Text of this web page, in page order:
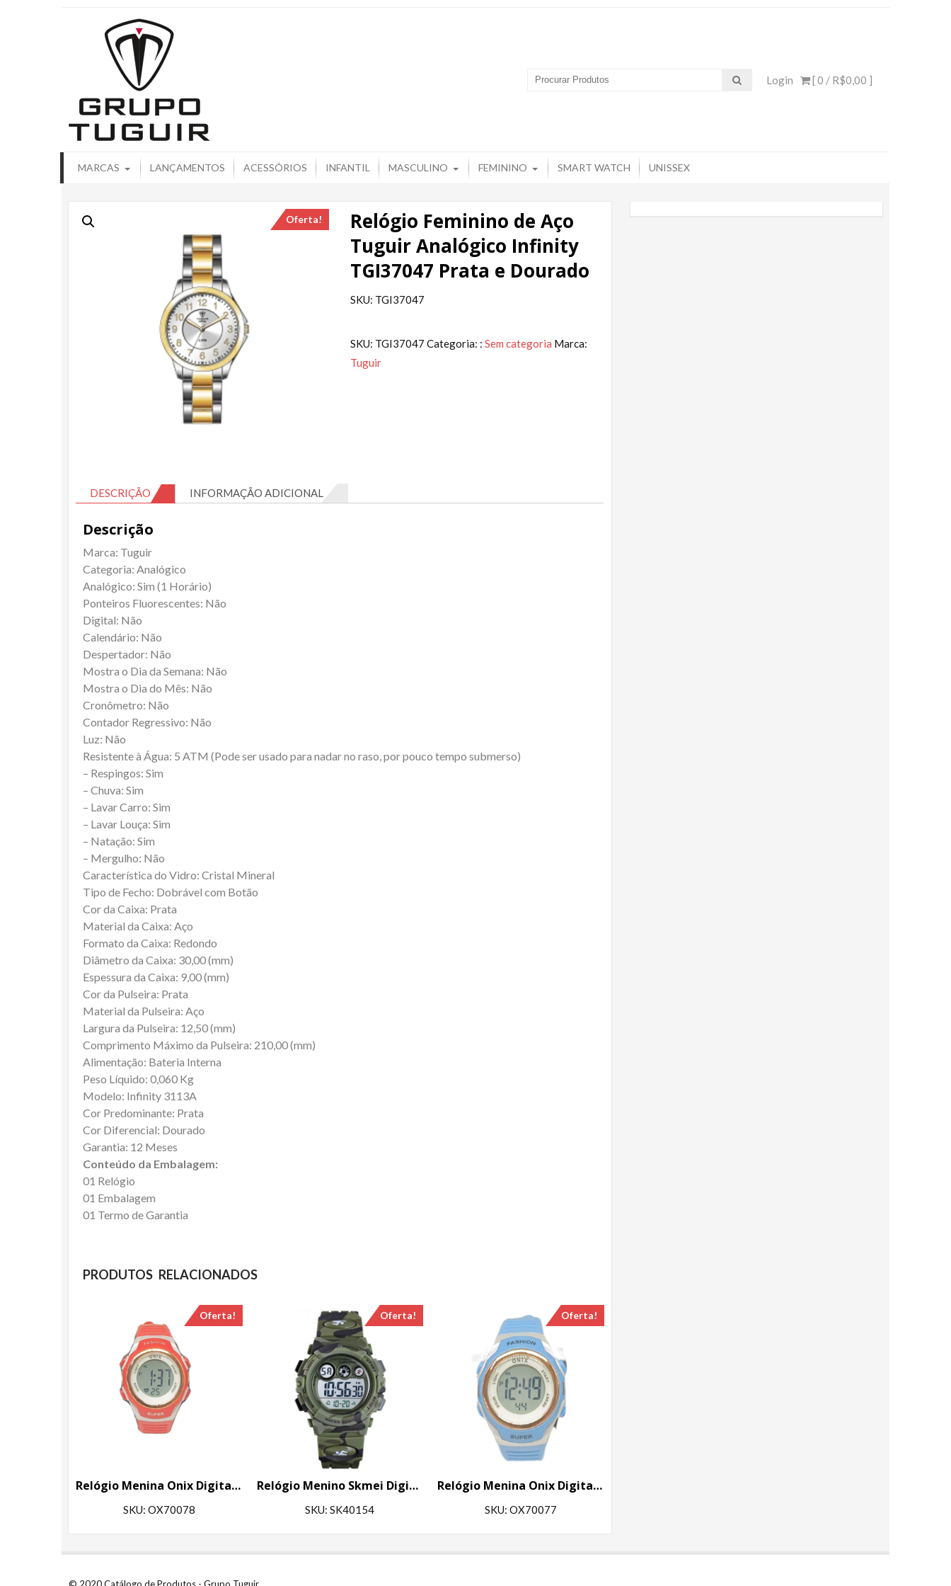
[ 0 / R$0,00 ]
Login
MARCAS LANÇAMENTOS ACESSÓRIOS INFANTIL MASCULINO FEMININO SMART WATCH UNISSEX
Oferta!
Relógio Feminino de Aço
Tuguir Analógico Infinity
TGI37047 Prata e Dourado
SKU: TGI37047
SKU: TGI37047 Categoria: :Sem categoria Marca:
Tuguir
DESCRIÇÃO INFORMAÇÃO ADICIONAL
Descrição
Marca: Tuguir
Categoria: Analógico
Analógico: Sim (1 Horário)
Ponteiros Fluorescentes: Não
Digital: Não
Calendário: Não
Despertador: Não
Mostra o Dia da Semana: Não
Mostra o Dia do Mês: Não
Cronômetro: Não
Contador Regressivo: Não
Luz: Não
Resistente à Água: 5 ATM (Pode ser usado para nadar no raso, por pouco tempo submerso)
– Respingos: Sim
– Chuva: Sim
– Lavar Carro: Sim
– Lavar Louça: Sim
– Natação: Sim
– Mergulho: Não
Característica do Vidro: Cristal Mineral
Tipo de Fecho: Dobrável com Botão
Cor da Caixa: Prata
Material da Caixa: Aço
Formato da Caixa: Redondo
Diâmetro da Caixa: 30,00 (mm)
Espessura da Caixa: 9,00 (mm)
Cor da Pulseira: Prata
Material da Pulseira: Aço
Largura da Pulseira: 12,50 (mm)
Comprimento Máximo da Pulseira: 210,00 (mm)
Alimentação: Bateria Interna
Peso Líquido: 0,060 Kg
Modelo: Infinity 3113A
Cor Predominante: Prata
Cor Diferencial: Dourado
Garantia: 12 Meses
Conteúdo da Embalagem:
01 Relógio
01 Embalagem
01 Termo de Garantia
PRODUTOS RELACIONADOS
Oferta!
Relógio Menina Onix Digital IT-616A (2222) Vermelho
SKU: OX70078
Oferta!
Relógio Menino Skmei Digital 1547 Verde Camuflado
SKU: SK40154
Oferta!
Relógio Menina Onix Digital IT-616A (5353) Azul
SKU: OX70077